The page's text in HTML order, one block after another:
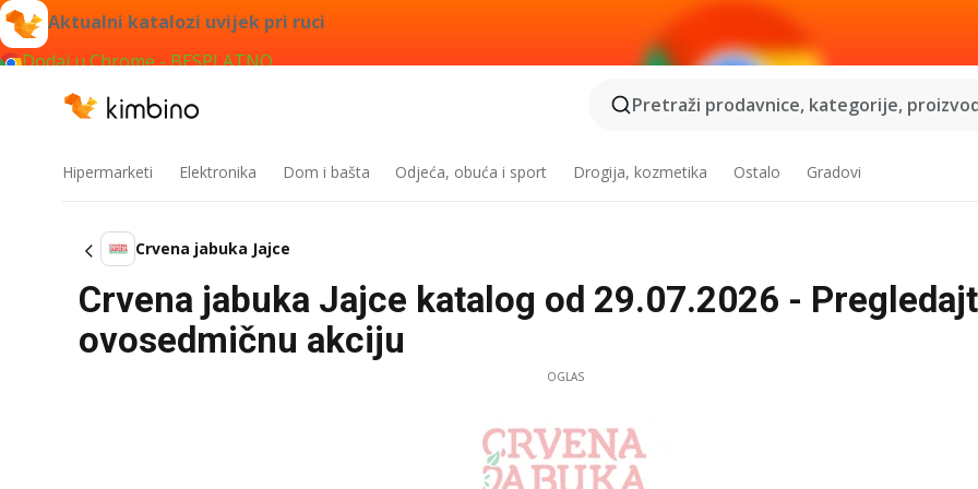
Aktualni katalozi uvijek pri ruci
Dodaj u Chrome - BESPLATNO
Pretraži prodavnice, kategorije,
Hipermarketi Elektronika Dom i bašta Odjeća, obuća i sport Drogija, kozmetika Ostalo Gradovi
Crvena jabuka Jajce
Crvena jabuka Jajce katalog od 29.07.2026 -
ovosedmičnu akciju
OGLAS